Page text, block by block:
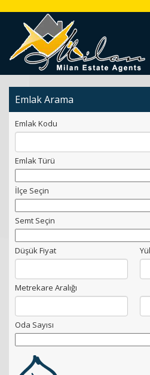
Emlak Arama
Emlak Kodu
Emlak Türü
İlçe Seçin
Semt Seçin
Düşük Fiyat
Metrekare Aralığı
Oda Sayısı